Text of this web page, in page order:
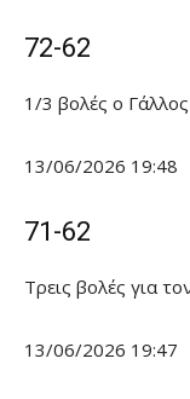
72-62
1/3 βολές ο Γάλλος
13/06/2026 19:48
71-62
Τρεις βολές για
13/06/2026 19:47